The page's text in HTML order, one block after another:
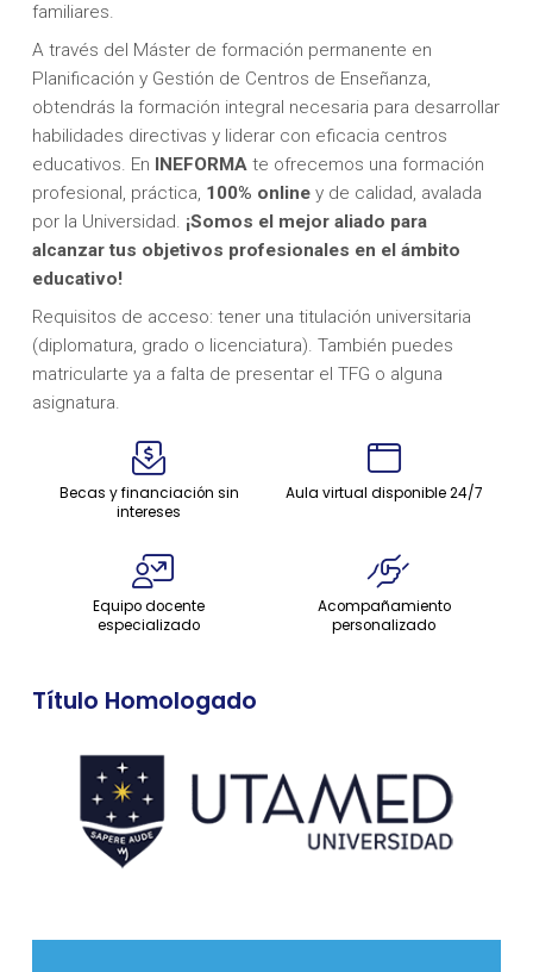
familiares.
A través del Máster de formación permanente en
Planificación y Gestión de Centros de Enseñanza,
obtendrás la formación integral necesaria para desarrollar
habilidades directivas y liderar con eficacia centros
educativos. En INEFORMAte ofrecemos una formación
profesional, práctica, 100% onliney de calidad, avalada
por la Universidad. ¡Somos el mejor aliado para
alcanzar tus objetivos profesionales en el ámbito
educativo!
Requisitos de acceso: tener una titulación universitaria
(diplomatura, grado o licenciatura). También puedes
matricularte ya a falta de presentar el TFG o alguna
asignatura.
Becas y financiación sin
intereses
Aula virtual disponible 24/7
Equipo docente
especializado
Acompañamiento
personalizado
Título Homologado